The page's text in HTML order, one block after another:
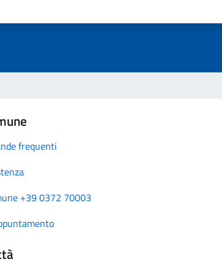
frequenti
+39 0372 70003